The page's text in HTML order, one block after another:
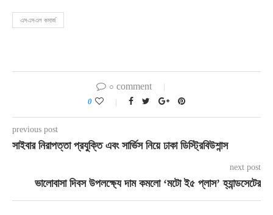
এসএসএল কমার্জ
০ comment
0
previous post
সাইবার নিরাপত্তা প্রযুক্তি এবং সার্ভিস নিয়ে ঢাকা ডিস্ট্রিবিউশান্স
next post
ভালোবাসা দিবস উপলক্ষ্যে দাম কমলো ‘মটো ই৫ প্লাস’ হ্যান্ডসেটের